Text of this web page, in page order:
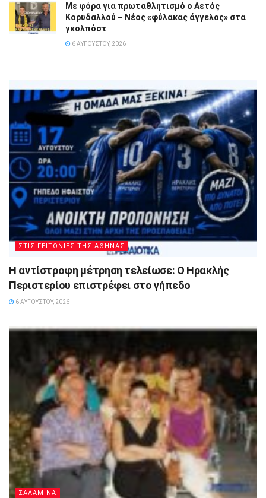
Με φόρα για πρωταθλητισμό ο Αετός
Κορυδαλλού – Νέος «φύλακας άγγελος» στα
γκολπόστ
6 ΑΥΓΟΎΣΤΟΥ, 2026
ΣΤΙΣ ΓΕΙΤΟΝΙΕΣ ΤΗΣ ΑΘΗΝΑΣ
Η αντίστροφη μέτρηση τελείωσε: Ο Ηρακλής
Περιστερίου επιστρέφει στο γήπεδο
6 ΑΥΓΟΎΣΤΟΥ, 2026
ΣΑΛΑΜΙΝΑ